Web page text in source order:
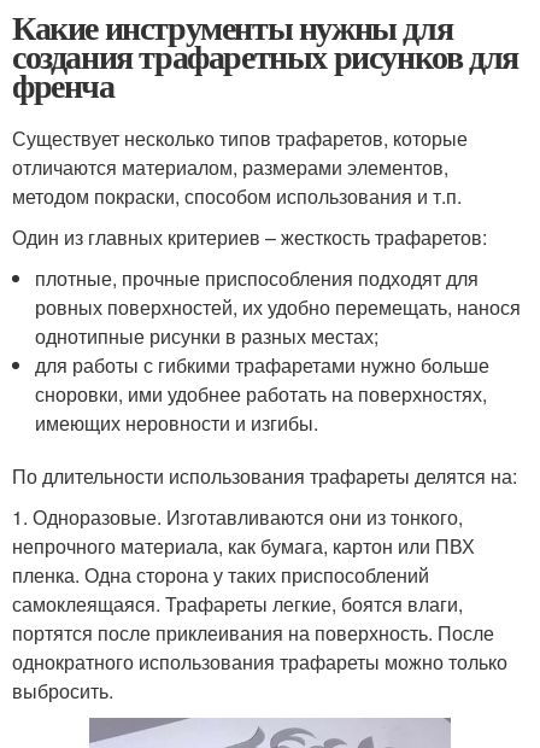
Какие инструменты нужны для
создания трафаретных рисунков для
френча
Существует несколько типов трафаретов, которые
отличаются материалом, размерами элементов,
методом покраски, способом использования и т.п.
Один из главных критериев – жесткость трафаретов:
плотные, прочные приспособления подходят для
ровных поверхностей, их удобно перемещать, нанося
однотипные рисунки в разных местах;
для работы с гибкими трафаретами нужно больше
сноровки, ими удобнее работать на поверхностях,
имеющих неровности и изгибы.
По длительности использования трафареты делятся на:
1. Одноразовые. Изготавливаются они из тонкого,
непрочного материала, как бумага, картон или ПВХ
пленка. Одна сторона у таких приспособлений
самоклеящаяся. Трафареты легкие, боятся влаги,
портятся после приклеивания на поверхность. После
однократного использования трафареты можно только
выбросить.